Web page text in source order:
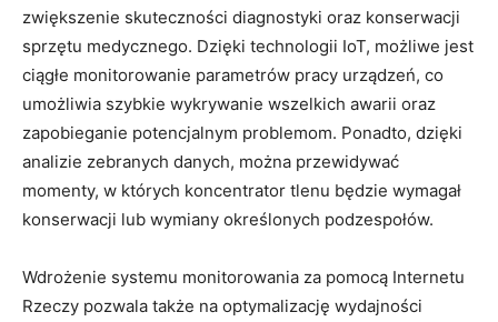
zwiększenie skuteczności diagnostyki oraz konserwacji⁣
sprzętu medycznego. Dzięki ​technologii IoT, możliwe jest
ciągłe⁣ monitorowanie parametrów‍ pracy ⁤urządzeń, co
umożliwia szybkie ⁣wykrywanie wszelkich awarii oraz
zapobieganie potencjalnym ‌problemom. Ponadto, ​dzięki
analizie zebranych‌ danych, można ‌przewidywać
momenty, w których koncentrator⁢ tlenu będzie wymagał
konserwacji lub ⁤wymiany określonych‍ podzespołów.
Wdrożenie systemu ⁤monitorowania za pomocą Internetu
Rzeczy pozwala także na optymalizację wydajności